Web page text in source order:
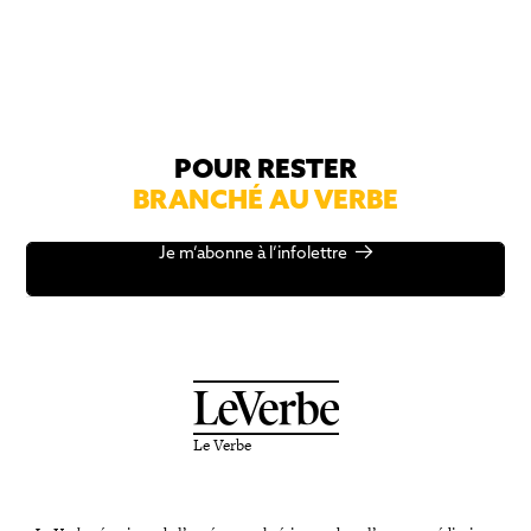
POUR RESTER
BRANCHÉ AU VERBE
Je m’abonne à l’infolettre
Le Verbe